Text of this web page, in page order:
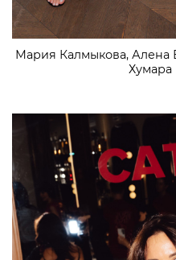
Мария Калмыкова, Алена